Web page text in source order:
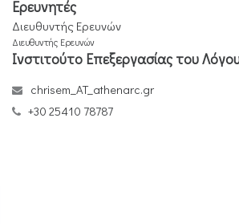
Ερευνητές
Διευθυντής Ερευνών
Διευθυντής Ερευνών
Ινστιτούτο Επεξεργασίας του
chrisem_AT_athenarc.gr
+30 25410 78787